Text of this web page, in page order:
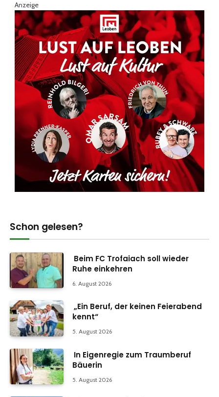
Anzeige
Schon gelesen?
Beim FC Trofaiach soll wieder
Ruhe einkehren
6. August 2026
„Ein Beruf, der keinen Feierabend
kennt“
5. August 2026
In Eigenregie zum Traumberuf
Bäuerin
5. August 2026